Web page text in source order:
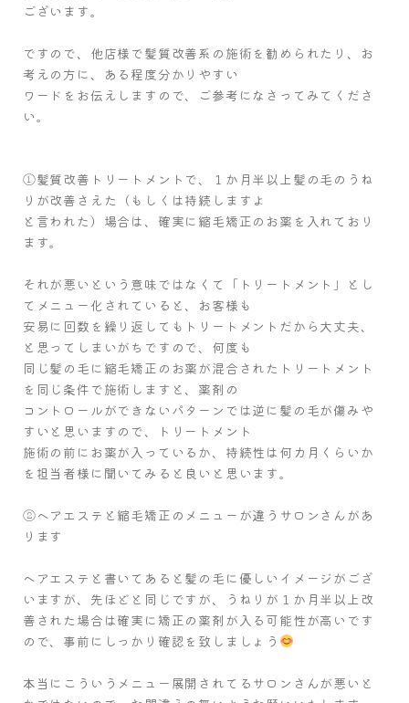
ございます。
ですので、他店様で髪質改善系の施術を勧められたり、お
考えの方に、ある程度分かりやすい
ワードをお伝えしますので、ご参考になさってみてくださ
い。
①髪質改善トリートメントで、１か月半以上髪の毛のうね
りが改善さえた（もしくは持続しますよ
と言われた）場合は、確実に縮毛矯正のお薬を入れており
ます。
それが悪いという意味ではなくて「トリートメント」とし
てメニュー化されていると、お客様も
安易に回数を繰り返してもトリートメントだから大丈夫、
と思ってしまいがちですので、何度も
同じ髪の毛に縮毛矯正のお薬が混合されたトリートメント
を同じ条件で施術しますと、薬剤の
コントロールができないパターンでは逆に髪の毛が傷みや
すいと思いますので、トリートメント
施術の前にお薬が入っているか、持続性は何カ月くらいか
を担当者様に聞いてみると良いと思います。
②ヘアエステと縮毛矯正のメニューが違うサロンさんがあ
ります
ヘアエステと書いてあると髪の毛に優しいイメージがござ
いますが、先ほどと同じですが、うねりが１か月半以上改
善された場合は確実に矯正の薬剤が入る可能性が高いです
ので、事前にしっかり確認を致しましょう
本当にこういうメニュー展開されてるサロンさんが悪いと